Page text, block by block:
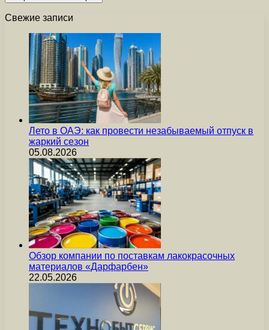
Свежие записи
Лето в ОАЭ: как провести незабываемый отпуск в
жаркий сезон
05.08.2026
Обзор компании по поставкам лакокрасочных
материалов «Дарфарбен»
22.05.2026